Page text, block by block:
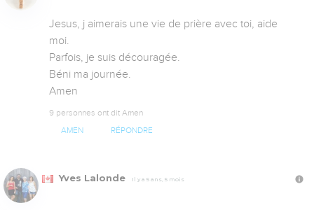
Jesus, j aimerais une vie de prière avec toi, aide
moi.
Parfois, je suis découragée.
Béni ma journée.
Amen
9 personnes ont dit Amen
AMEN RÉPONDRE
Yves Lalonde Il y a 5 ans, 5 mois